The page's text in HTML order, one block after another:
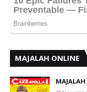
MAJALAH ONLINE